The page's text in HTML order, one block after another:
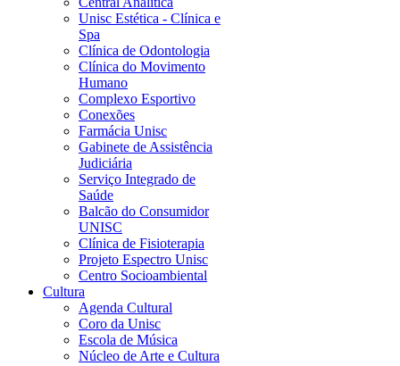
Unisc Estética - Clínica e
Spa
Clínica de Odontologia
Clínica do Movimento
Humano
Complexo Esportivo
Conexões
Farmácia Unisc
Gabinete de Assistência
Judiciária
Serviço Integrado de
Saúde
Balcão do Consumidor
UNISC
Clínica de Fisioterapia
Projeto Espectro Unisc
Centro Socioambiental
Cultura
Agenda Cultural
Coro da Unisc
Escola de Música
Núcleo de Arte e Cultura